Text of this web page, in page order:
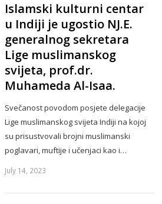
Islamski kulturni centar
u Indiji je ugostio NJ.E.
generalnog sekretara
Lige muslimanskog
svijeta, prof.dr.
Muhameda Al-Isaa.
Svečanost povodom posjete delegacije
Lige muslimanskog svijeta Indiji na kojoj
su prisustvovali brojni muslimanski
poglavari, muftije i učenjaci kao i…
July 14, 2023